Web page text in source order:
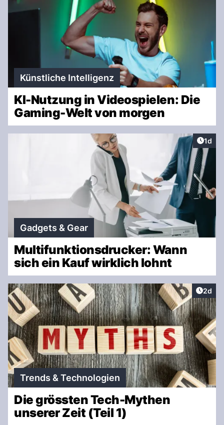
Künstliche Intelligenz
KI-Nutzung in Videospielen: Die
Gaming-Welt von morgen
1d
Gadgets & Gear
Multifunktionsdrucker: Wann
sich ein Kauf wirklich lohnt
2d
Trends & Technologien
Die grössten Tech-Mythen
unserer Zeit (Teil 1)